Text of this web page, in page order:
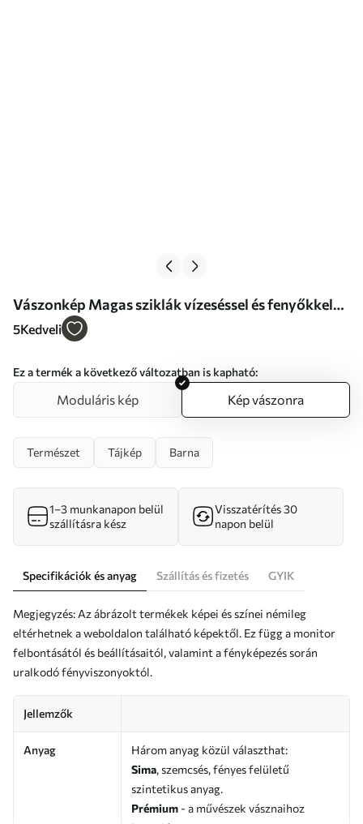
Vászonkép Magas sziklák vízeséssel és fenyőkkel
az esti fényben Nr s46151
5Kedveli
Ez a termék a következő változatban is kapható:
Moduláris kép Kép vászonra
Természet Tájkép Barna
1–3 munkanapon belül
szállításra kész
Visszatérítés 30
napon belül
Specifikációk és anyag Szállítás és fizetés GYIK
Megjegyzés: Az ábrázolt termékek képei és színei némileg
eltérhetnek a weboldalon található képektől. Ez függ a monitor
felbontásától és beállításaitól, valamint a fényképezés során
uralkodó fényviszonyoktól.
Jellemzők
Anyag
Három anyag közül választhat:
Sima, szemcsés, fényes felületű
szintetikus anyag.
Prémium - a művészek vásznaihoz